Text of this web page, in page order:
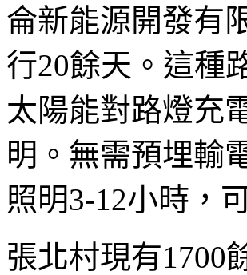
侖新能源開發有
行20餘天。這種
太陽能對路燈充
明。無需預埋輸
照明3-12小時，
張北村現有1700